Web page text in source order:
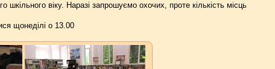
віку. Наразі запрошуємо охочих, проте кількість місць
щонеділі о 13.00